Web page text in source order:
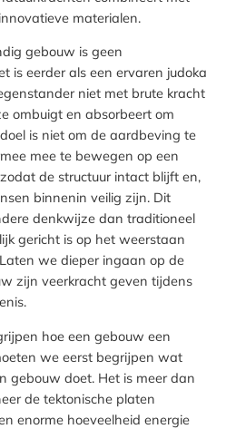
materialen.
gebouw is geen
is eerder als een ervaren judoka
niet met brute kracht
ombuigt en absorbeert om
is niet om de aardbeving te
mee te bewegen op een
de structuur intact blijft en,
binnenin veilig zijn. Dit
denkwijze dan traditioneel
gericht is op het weerstaan
we dieper ingaan op de
zijn veerkracht geven tijdens
hoe een gebouw een
we eerst begrijpen wat
gebouw doet. Het is meer dan
de tektonische platen
enorme hoeveelheid energie